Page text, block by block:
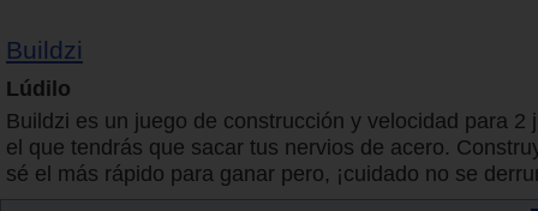
Buildzi
Lúdilo
Buildzi es un juego de construcción y velocidad para 2
el que tendrás que sacar tus nervios de acero.
sé el más rápido para ganar pero, ¡cuidado no se